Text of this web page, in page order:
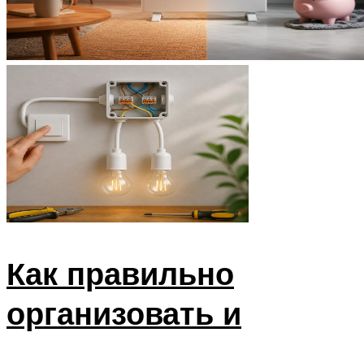
Как правильно
организовать и